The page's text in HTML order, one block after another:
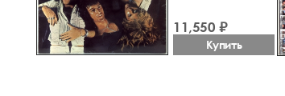
11,550 ₽
Купить